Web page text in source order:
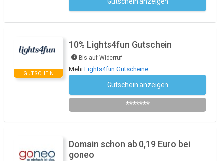
GUTSCHEIN
10% Lights4fun Gutschein
Bis auf Widerruf
MehrLights4fun Gutscheine
Gutschein anzeigen
*******
Domain schon ab 0,19 Euro bei
goneo